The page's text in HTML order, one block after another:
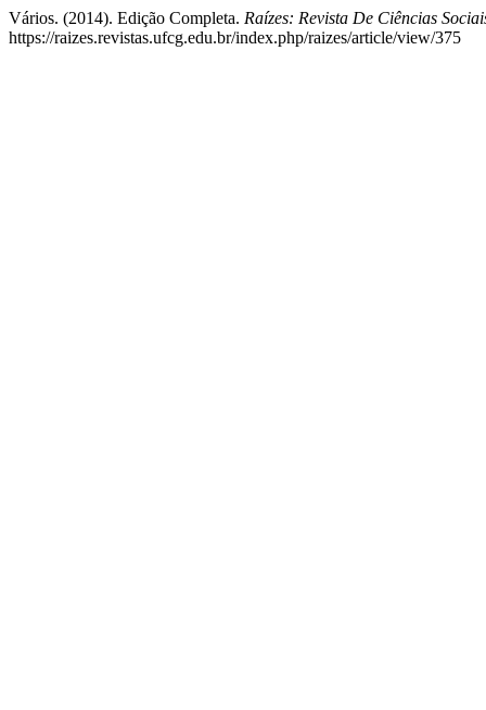
Vários. (2014). Edição Completa. Raízes: Revista De Ciências
https://raizes.revistas.ufcg.edu.br/index.php/raizes/article/view/375